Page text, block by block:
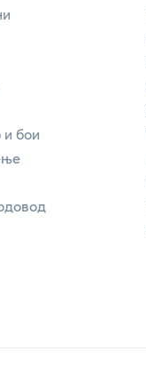
бои